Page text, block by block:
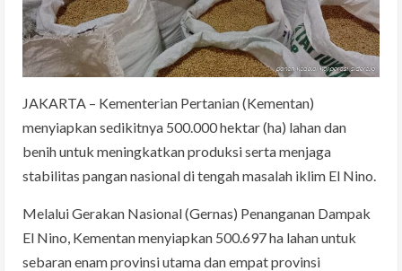
JAKARTA – Kementerian Pertanian (Kementan)
menyiapkan sedikitnya 500.000 hektar (ha) lahan dan
benih untuk meningkatkan produksi serta menjaga
stabilitas pangan nasional di tengah masalah iklim El Nino.
Melalui Gerakan Nasional (Gernas) Penanganan Dampak
El Nino, Kementan menyiapkan 500.697 ha lahan untuk
sebaran enam provinsi utama dan empat provinsi